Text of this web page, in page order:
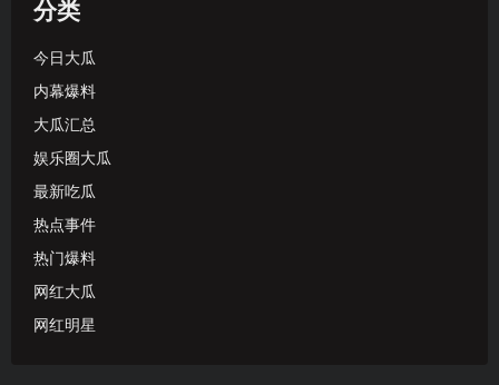
分类
今日大瓜
内幕爆料
大瓜汇总
娱乐圈大瓜
最新吃瓜
热点事件
热门爆料
网红大瓜
网红明星